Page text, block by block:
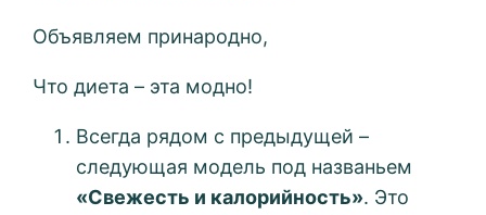
Объявляем принародно,
Что диета – эта модно!
Всегда рядом с предыдущей –
следующая модель под названьем
«Свежесть и калорийность». Это